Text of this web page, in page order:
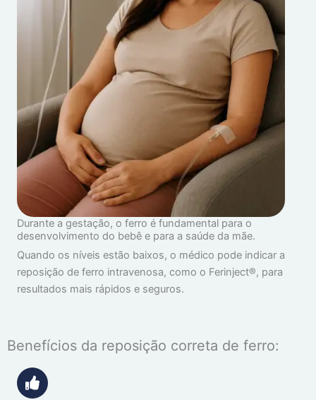
Durante a gestação, o ferro é fundamental para o
desenvolvimento do bebê e para a saúde da mãe.
Quando os níveis estão baixos, o médico pode indicar a
reposição de ferro intravenosa, como o Ferinject®, para
resultados mais rápidos e seguros.
Benefícios da reposição correta de ferro: